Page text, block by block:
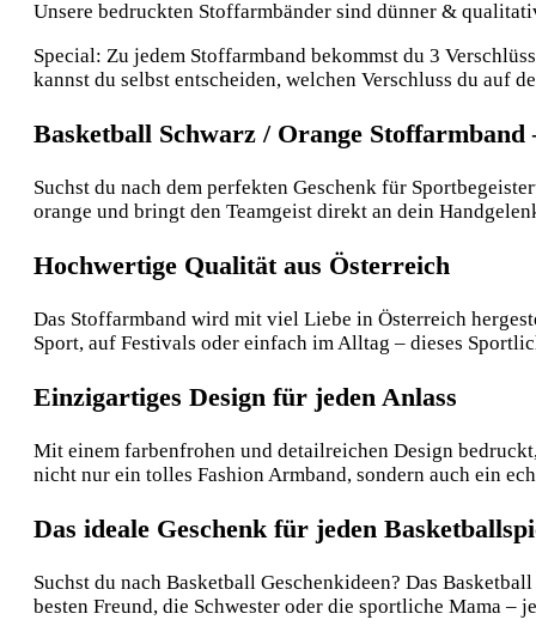
Unsere bedruckten Stoffarmbänder sind dünner &
Special: Zu jedem Stoffarmband bekommst du 3
kannst du selbst entscheiden, welchen Verschluss du auf
Basketball Schwarz / Orange
Suchst du nach dem perfekten Geschenk für
orange und bringt den Teamgeist direkt an dein
Hochwertige Qualität aus Österreich
Das Stoffarmband wird mit viel Liebe in Österreich
Sport, auf Festivals oder einfach im Alltag – dieses
Einzigartiges Design für jeden Anlass
Mit einem farbenfrohen und detailreichen Design
nicht nur ein tolles Fashion Armband, sondern auch ein
Das ideale Geschenk für jeden
Suchst du nach Basketball Geschenkideen? Das
besten Freund, die Schwester oder die sportliche Mama –